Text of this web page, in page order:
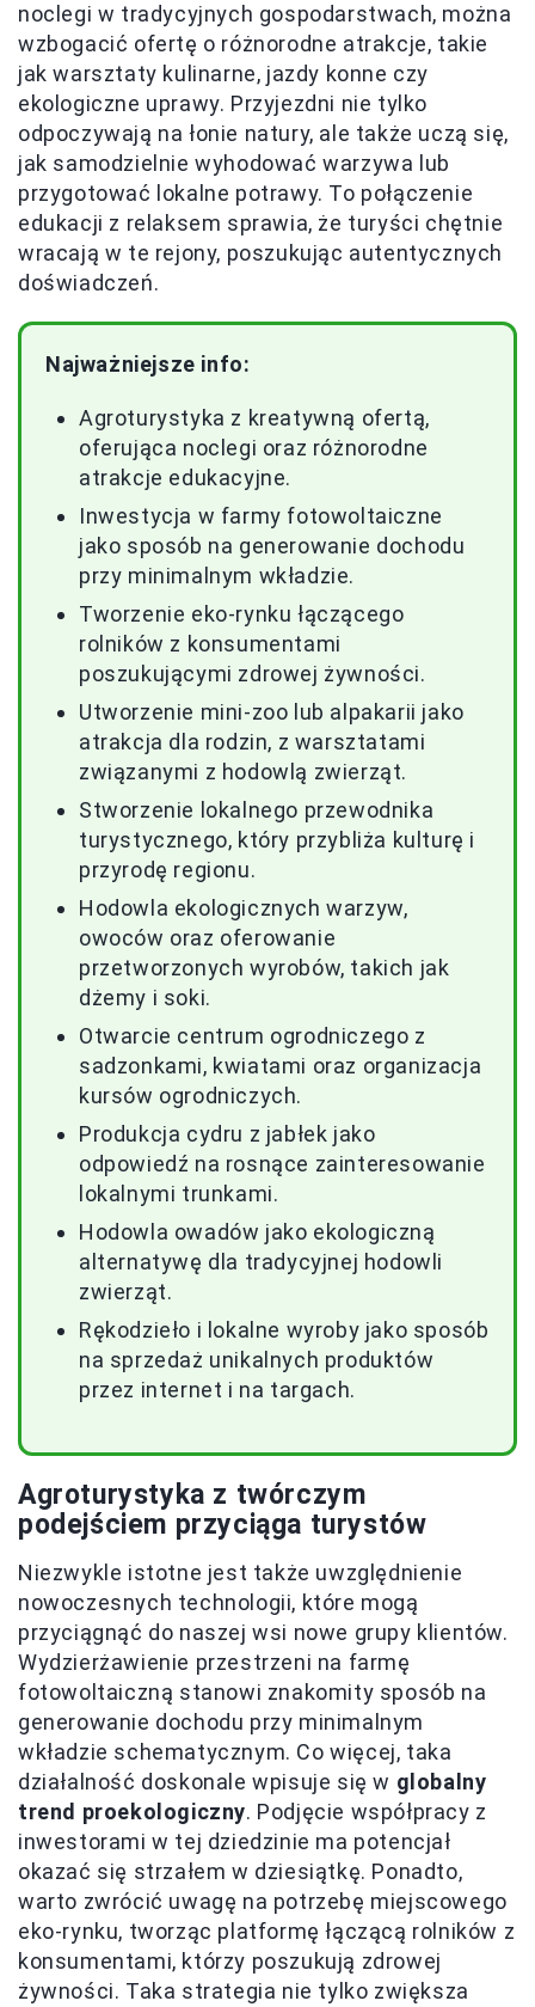
noclegi w tradycyjnych gospodarstwach, można
wzbogacić ofertę o różnorodne atrakcje, takie
jak warsztaty kulinarne, jazdy konne czy
ekologiczne uprawy. Przyjezdni nie tylko
odpoczywają na łonie natury, ale także uczą się,
jak samodzielnie wyhodować warzywa lub
przygotować lokalne potrawy. To połączenie
edukacji z relaksem sprawia, że turyści chętnie
wracają w te rejony, poszukując autentycznych
doświadczeń.
Najważniejsze info:
Agroturystyka z kreatywną ofertą,
oferująca noclegi oraz różnorodne
atrakcje edukacyjne.
Inwestycja w farmy fotowoltaiczne
jako sposób na generowanie dochodu
przy minimalnym wkładzie.
Tworzenie eko-rynku łączącego
rolników z konsumentami
poszukującymi zdrowej żywności.
Utworzenie mini-zoo lub alpakarii jako
atrakcja dla rodzin, z warsztatami
związanymi z hodowlą zwierząt.
Stworzenie lokalnego przewodnika
turystycznego, który przybliża kulturę i
przyrodę regionu.
Hodowla ekologicznych warzyw,
owoców oraz oferowanie
przetworzonych wyrobów, takich jak
dżemy i soki.
Otwarcie centrum ogrodniczego z
sadzonkami, kwiatami oraz organizacja
kursów ogrodniczych.
Produkcja cydru z jabłek jako
odpowiedź na rosnące zainteresowanie
lokalnymi trunkami.
Hodowla owadów jako ekologiczną
alternatywę dla tradycyjnej hodowli
zwierząt.
Rękodzieło i lokalne wyroby jako sposób
na sprzedaż unikalnych produktów
przez internet i na targach.
Agroturystyka z twórczym
podejściem przyciąga turystów
Niezwykle istotne jest także uwzględnienie
nowoczesnych technologii, które mogą
przyciągnąć do naszej wsi nowe grupy klientów.
Wydzierżawienie przestrzeni na farmę
fotowoltaiczną stanowi znakomity sposób na
generowanie dochodu przy minimalnym
wkładzie schematycznym. Co więcej, taka
działalność doskonale wpisuje się w globalny
trend proekologiczny. Podjęcie współpracy z
inwestorami w tej dziedzinie ma potencjał
okazać się strzałem w dziesiątkę. Ponadto,
warto zwrócić uwagę na potrzebę miejscowego
eko-rynku, tworząc platformę łączącą rolników z
konsumentami, którzy poszukują zdrowej
żywności. Taka strategia nie tylko zwiększa